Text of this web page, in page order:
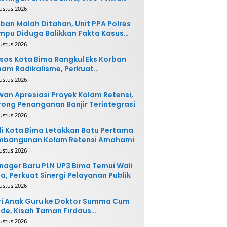
Terdampak
2026
Malah Ditahan, Unit PPA Polres
Diduga Balikkan Fakta Kasus
2026
Kota Bima Rangkul Eks Korban
Radikalisme, Perkuat
Sosial
2026
Apresiasi Proyek Kolam Retensi,
Penanganan Banjir Terintegrasi
2026
Kota Bima Letakkan Batu Pertama
Kolam Retensi Amahami
2026
Baru PLN UP3 Bima Temui Wali
Perkuat Sinergi Pelayanan Publik
2026
Anak Guru ke Doktor Summa Cum
Kisah Taman Firdaus
2026